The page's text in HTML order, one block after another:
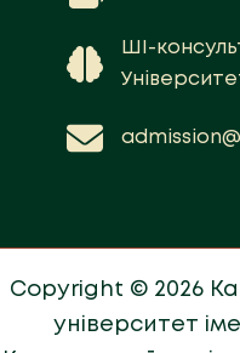
ШІ-
Copyright © 2026
університет